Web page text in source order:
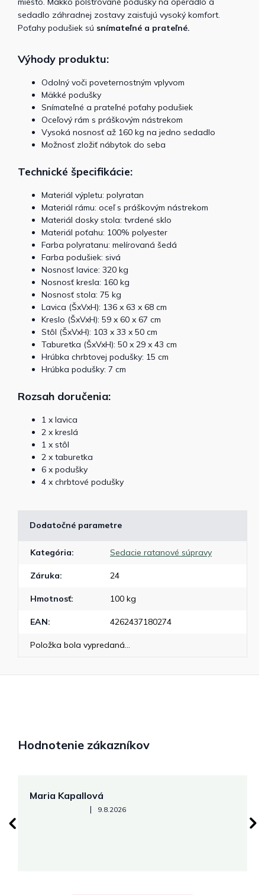
sedadlo záhradnej zostavy zaisťujú vysoký komfort.
Poťahy podušiek sú snímateľné a prateľné.
Výhody produktu:
Odolný voči poveternostným vplyvom
Mäkké podušky
Snímateľné a prateľné poťahy podušiek
Oceľový rám s práškovým nástrekom
Vysoká nosnosť až 160 kg na jedno sedadlo
Možnosť zložiť nábytok do seba
Technické špecifikácie:
Materiál výpletu: polyratan
Materiál rámu: oceľ s práškovým nástrekom
Materiál dosky stola: tvrdené sklo
Materiál poťahu: 100% polyester
Farba polyratanu: melírovaná šedá
Farba podušiek: sivá
Nosnosť lavice: 320 kg
Nosnosť kresla: 160 kg
Nosnosť stola: 75 kg
Lavica (ŠxVxH): 136 x 63 x 68 cm
Kreslo (ŠxVxH): 59 x 60 x 67 cm
Stôl (ŠxVxH): 103 x 33 x 50 cm
Taburetka (ŠxVxH): 50 x 29 x 43 cm
Hrúbka chrbtovej podušky: 15 cm
Hrúbka podušky: 7 cm
Rozsah doručenia:
1 x lavica
2 x kreslá
1 x stôl
2 x taburetka
6 x podušky
4 x chrbtové podušky
Dodatočné parametre
Kategória: Sedacie ratanové súpravy
Záruka: 24
Hmotnosť: 100 kg
EAN: 4262437180274
Položka bola vypredaná…
Hodnotenie zákazníkov
Maria Kapallová
Hodnotenie obchodu je 5 z 5 hviezdičiek.
| 9.8.2026